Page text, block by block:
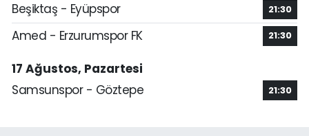
Beşiktaş - Eyüpspor 21:30
Amed - Erzurumspor FK 21:30
17 Ağustos, Pazartesi
Samsunspor - Göztepe
21:30